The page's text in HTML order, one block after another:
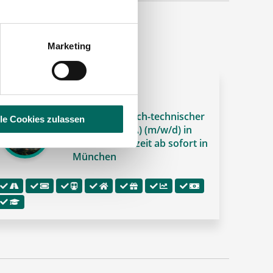
Marketing
Cookies zulassen
PREMIUM-STELLENANGEBOT 🌟
Pharmazeutisch-technischer
Assistent (PTA) (m/w/d) in
Voll- oder Teilzeit ab sofort in
München